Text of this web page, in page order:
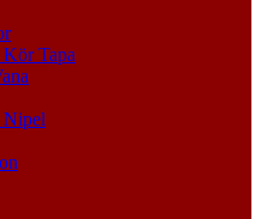
Tapa
Nipel